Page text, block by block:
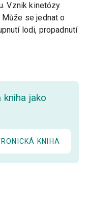
Vznik kinetózy
se jednat o
lodi, propadnutí
kniha jako
KNIHA